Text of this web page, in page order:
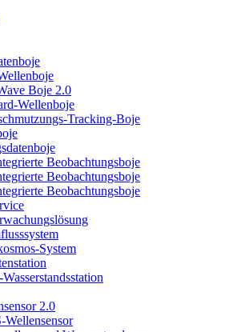
Boje 2.0
Wellenboje
Tracking-Boje
Beobachtungsboje
Beobachtungsboje
Beobachtungsboje
System
2.0
Wellensensor